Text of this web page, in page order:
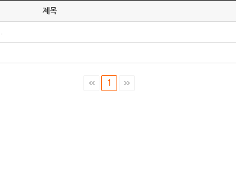
제목
1